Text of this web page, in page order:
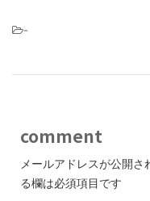
-
comment
メールアドレスが公開さ
る欄は必須項目です